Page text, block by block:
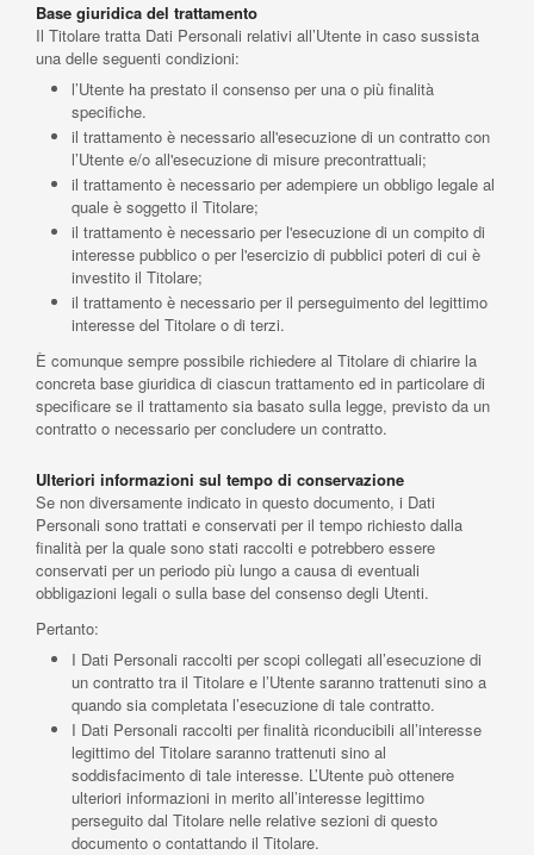
Base giuridica del trattamento
Il Titolare tratta Dati Personali relativi all’Utente in caso sussista
una delle seguenti condizioni:
l’Utente ha prestato il consenso per una o più finalità
specifiche.
il trattamento è necessario all'esecuzione di un contratto con
l’Utente e/o all'esecuzione di misure precontrattuali;
il trattamento è necessario per adempiere un obbligo legale al
quale è soggetto il Titolare;
il trattamento è necessario per l'esecuzione di un compito di
interesse pubblico o per l'esercizio di pubblici poteri di cui è
investito il Titolare;
il trattamento è necessario per il perseguimento del legittimo
interesse del Titolare o di terzi.
È comunque sempre possibile richiedere al Titolare di chiarire la
concreta base giuridica di ciascun trattamento ed in particolare di
specificare se il trattamento sia basato sulla legge, previsto da un
contratto o necessario per concludere un contratto.
Ulteriori informazioni sul tempo di conservazione
Se non diversamente indicato in questo documento, i Dati
Personali sono trattati e conservati per il tempo richiesto dalla
finalità per la quale sono stati raccolti e potrebbero essere
conservati per un periodo più lungo a causa di eventuali
obbligazioni legali o sulla base del consenso degli Utenti.
Pertanto:
I Dati Personali raccolti per scopi collegati all’esecuzione di
un contratto tra il Titolare e l’Utente saranno trattenuti sino a
quando sia completata l’esecuzione di tale contratto.
I Dati Personali raccolti per finalità riconducibili all’interesse
legittimo del Titolare saranno trattenuti sino al
soddisfacimento di tale interesse. L’Utente può ottenere
ulteriori informazioni in merito all’interesse legittimo
perseguito dal Titolare nelle relative sezioni di questo
documento o contattando il Titolare.